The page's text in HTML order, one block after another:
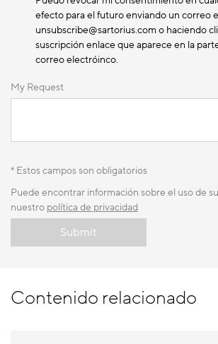
efecto para el futuro enviando un correo
unsubscribe@sartorius.com o haciendo
suscripción enlace que aparece en la
correo electróinco.
My Request
* Estos campos son obligatorios
Puede encontrar información sobre el uso de
nuestro política de privacidad
Submit
Contenido relacionado